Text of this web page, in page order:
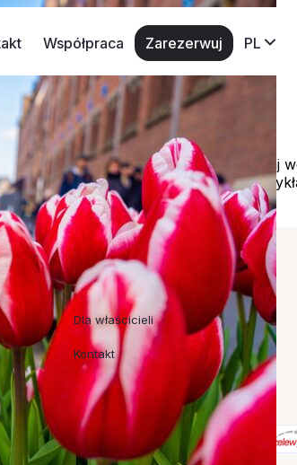
Współpraca Zarezerwuj PL
wiosną 2018? Zobaczcie sami! Maj
na Was podczas Majówki. Jak na
Współpraca
Dla właścicieli
Kontakt